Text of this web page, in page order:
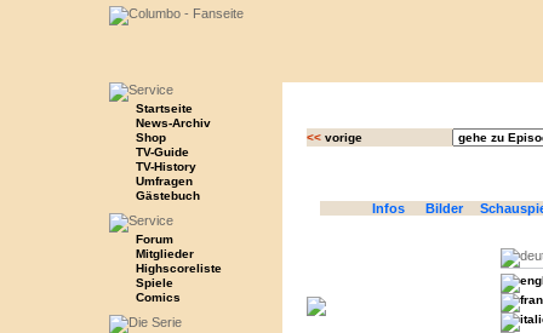
Startseite
News-Archiv
Shop
TV-Guide
TV-History
Umfragen
Gästebuch
Forum
Mitglieder
Highscoreliste
Spiele
Comics
<<vorige
Infos Bilder